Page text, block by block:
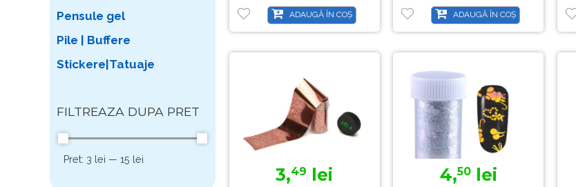
ADAUGĂ ÎN COȘ ADAUGĂ ÎN COȘ
3,49 lei 4,50lei
Pensule gel
Pile | Buffere
Stickere|Tatuaje
FILTREAZA DUPA PRET
Pret: 3 lei — 15 lei